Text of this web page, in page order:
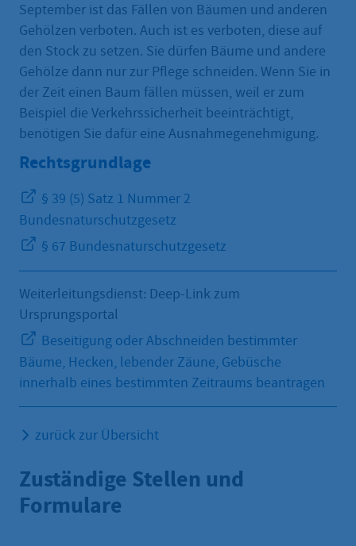
September ist das Fällen von Bäumen und anderen
Gehölzen verboten. Auch ist es verboten, diese auf
den Stock zu setzen. Sie dürfen Bäume und andere
Gehölze dann nur zur Pflege schneiden. Wenn Sie in
der Zeit einen Baum fällen müssen, weil er zum
Beispiel die Verkehrssicherheit beeinträchtigt,
benötigen Sie dafür eine Ausnahmegenehmigung.
Rechtsgrundlage
§ 39 (5) Satz 1 Nummer 2
Bundesnaturschutzgesetz
§ 67 Bundesnaturschutzgesetz
Weiterleitungsdienst: Deep-Link zum
Ursprungsportal
Beseitigung oder Abschneiden bestimmter
Bäume, Hecken, lebender Zäune, Gebüsche
innerhalb eines bestimmten Zeitraums beantragen
zurück zur Übersicht
Zuständige Stellen und
Formulare